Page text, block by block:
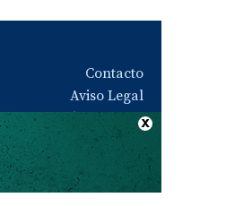
Contacto
Aviso Legal
Quiénes somos
Política de privacidad